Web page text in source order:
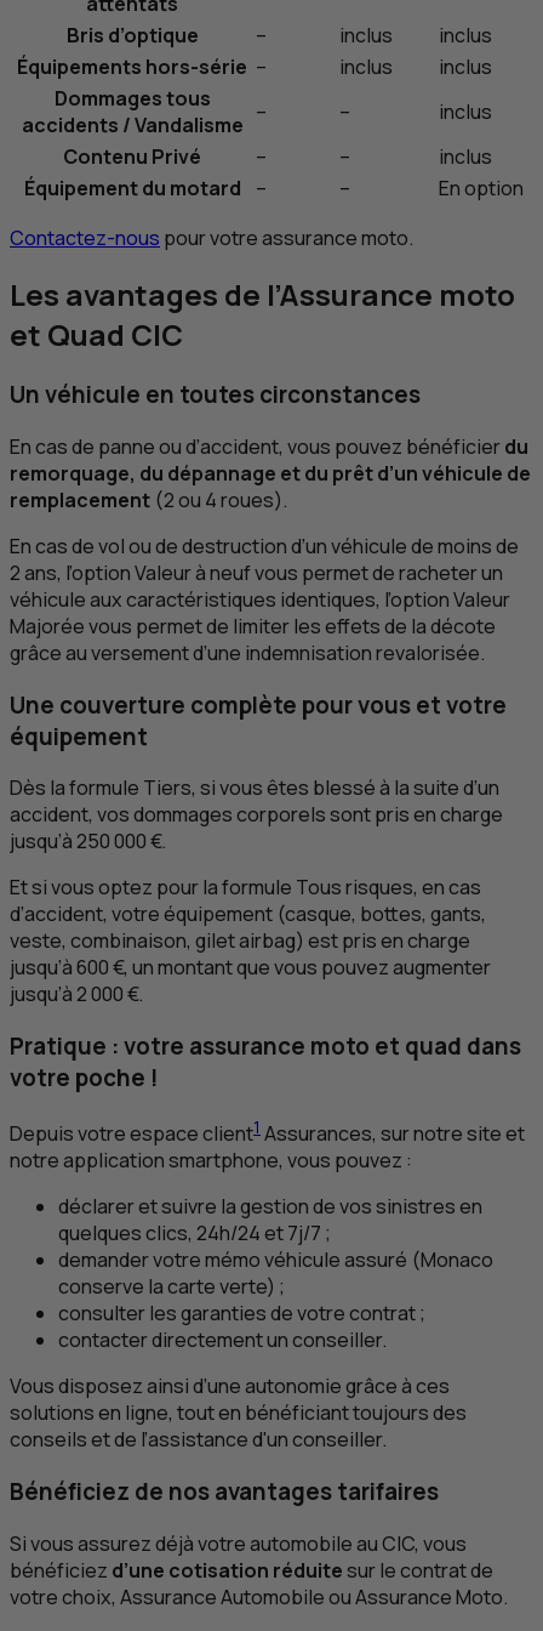
Bris d’optique – inclus
inclus
Équipements hors-série – inclus
inclus
Dommages tous
accidents / Vandalisme – –
inclus
Contenu Privé
– –
inclus
Équipement du motard
– –
En option
Contactez-nous pour votre assurance moto.
Les avantages de l’Assurance moto
et Quad CIC
Un véhicule en toutes circonstances
En cas de panne ou d’accident, vous pouvez bénéficierdu
remorquage, du dépannage et du prêt d’un véhicule de
remplacement (2 ou 4 roues).
En cas de vol ou de destruction d’un véhicule de moins de
2 ans, l’option Valeur à neuf vous permet de racheter un
véhicule aux caractéristiques identiques, l’option Valeur
Majorée vous permet de limiter les effets de la décote
grâce au versement d’une indemnisation revalorisée.
Une couverture complète pour vous et votre
équipement
Dès la formule Tiers, si vous êtes blessé à la suite d’un
accident, vos dommages corporels sont pris en charge
jusqu’à 250 000 €.
Et si vous optez pour la formule Tous risques, en cas
d’accident, votre équipement (casque, bottes, gants,
veste, combinaison, gilet airbag) est pris en charge
jusqu’à 600 €, un montant que vous pouvez augmenter
jusqu’à 2 000 €.
Pratique : votre assurance moto et quad dans
votre poche !
Depuis votre espace client1 Assurances, sur notre site et
notre application smartphone, vous pouvez :
déclarer et suivre la gestion de vos sinistres en
quelques clics, 24h/24 et 7j/7 ;
demander votre mémo véhicule assuré (Monaco
conserve la carte verte) ;
consulter les garanties de votre contrat ;
contacter directement un conseiller.
Vous disposez ainsi d’une autonomie grâce à ces
solutions en ligne, tout en bénéficiant toujours des
conseils et de l’assistance d'un conseiller.
Bénéficiez de nos avantages tarifaires
Si vous assurez déjà votre automobile auCIC, vous
bénéficiez d’une cotisation réduitesur le contrat de
votre choix, Assurance Automobile ou Assurance Moto.